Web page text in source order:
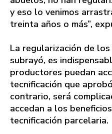
y eso lo venimos
treinta años o más”,
La regularización de
subrayó, es
productores puedan
tecnificación que
contrario, será
accedan a los
tecnificación parcelaria.